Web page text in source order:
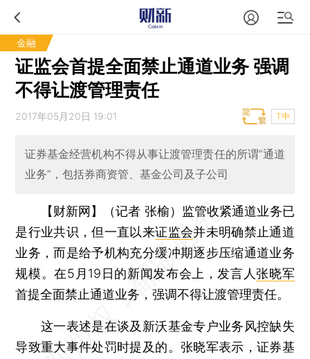
金融
证监会首提全面禁止通道业务 强调
不得让渡管理责任
2017年05月20日 19:01 T中
证券基金经营机构不得从事让渡管理责任的所谓“通道
业务”，包括券商资管、基金公司及子公司
【财新网】（记者 张榆）
监管收紧通道业务已
是行业共识，但一直以来证监会并未明确禁止通道
业务，而是给予机构充分缓冲期逐步压缩通道业务
规模。在5月19日的新闻发布会上，发言人张晓军
首提全面禁止通道业务，强调不得让渡管理责任。
这一表述是在谈及新沃基金专户业务风控缺失
导致重大事件处罚时提及的。张晓军表示，证券基